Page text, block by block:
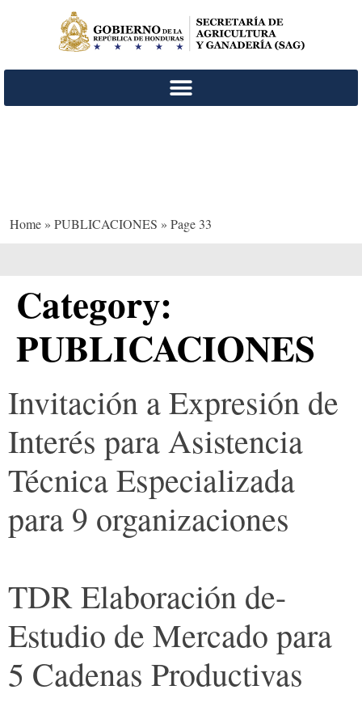
Home » PUBLICACIONES » Page 33
Category:
PUBLICACIONES
Invitación a Expresión de
Interés para Asistencia
Técnica Especializada
para 9 organizaciones
TDR Elaboración de-
Estudio de Mercado para
5 Cadenas Productivas